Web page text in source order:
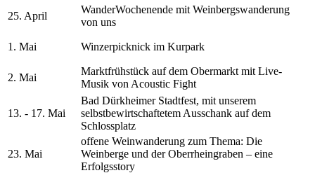
25. April
WanderWochenende mit Weinbergswanderung
von uns
1. Mai Winzerpicknick im Kurpark
2. Mai
Marktfrühstück auf dem Obermarkt mit Live-
Musik von Acoustic Fight
13. - 17. Mai
Bad Dürkheimer Stadtfest, mit unserem
selbstbewirtschaftetem Ausschank auf dem
Schlossplatz
23. Mai
offene Weinwanderung zum Thema: Die
Weinberge und der Oberrheingraben – eine
Erfolgsstory